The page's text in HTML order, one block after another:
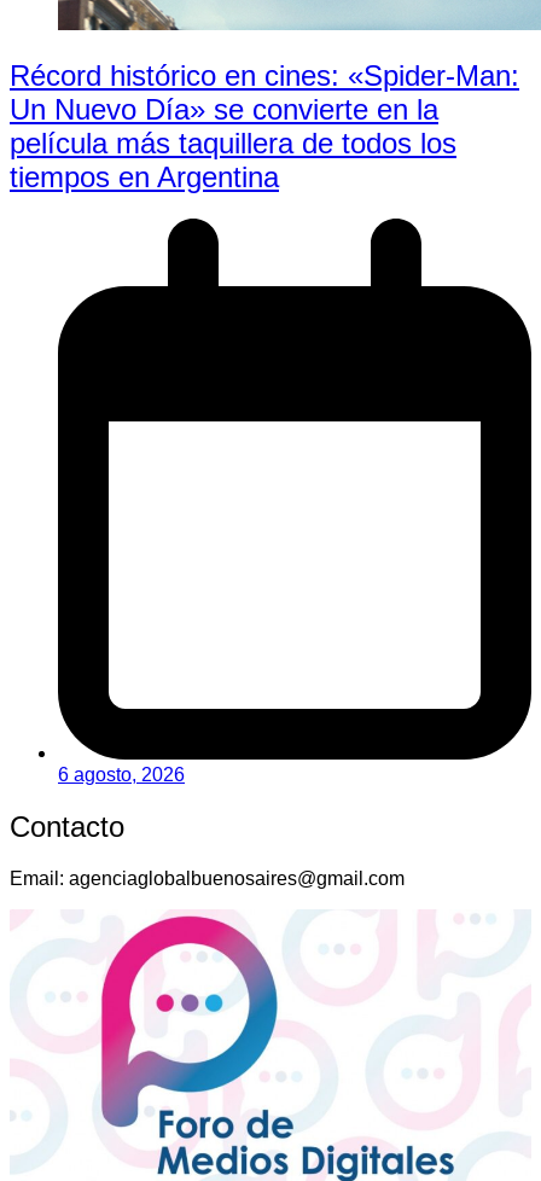
Récord histórico en cines: «Spider-Man:
Un Nuevo Día» se convierte en la
película más taquillera de todos los
tiempos en Argentina
6 agosto, 2026
Contacto
Email: agenciaglobalbuenosaires@gmail.com